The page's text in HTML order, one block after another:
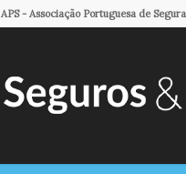
APS - Associação Portuguesa de